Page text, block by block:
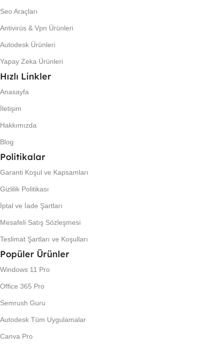
Seo Araçları
Antivirüs & Vpn Ürünleri
Autodesk Ürünleri
Yapay Zeka Ürünleri
Hızlı Linkler
Anasayfa
İletişim
Hakkımızda
Blog
Politikalar
Garanti Koşul ve Kapsamları
Gizlilik Politikası
İptal ve İade Şartları
Mesafeli Satış Sözleşmesi
Teslimat Şartları ve Koşulları
Popüler Ürünler
Windows 11 Pro
Office 365 Pro
Semrush Guru
Autodesk Tüm Uygulamalar
Canva Pro